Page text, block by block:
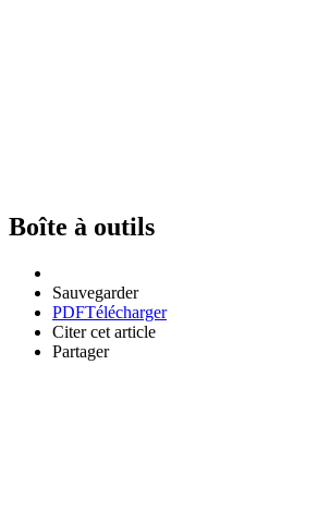
Boîte à outils
Sauvegarder
PDFTélécharger
Citer cet article
Partager